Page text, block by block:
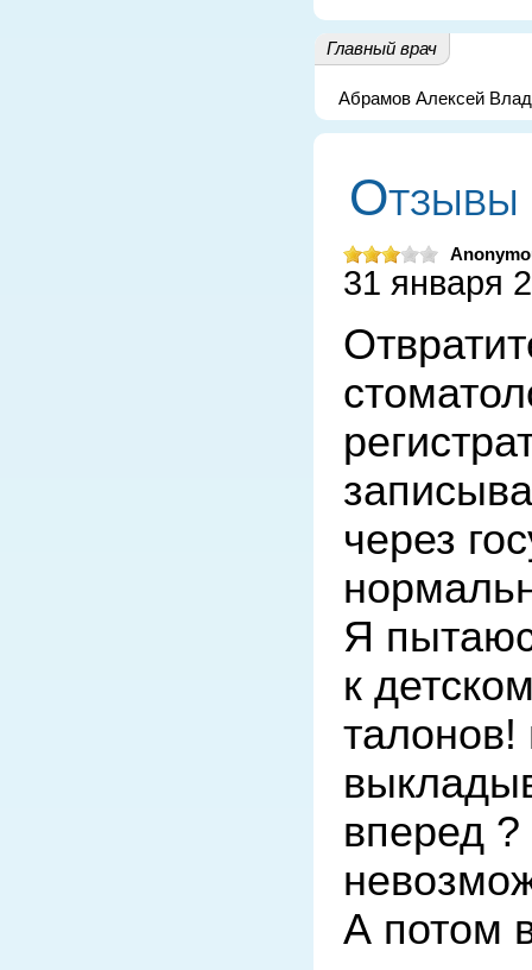
Главный врач
Абрамов Алексей
Отзывы
31 января
через
Я
к
талонов!
вперед
А потом